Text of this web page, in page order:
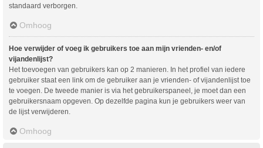
standaard verborgen.
Omhoog
Hoe verwijder of voeg ik gebruikers toe aan mijn vrienden- en/of
vijandenlijst?
Het toevoegen van gebruikers kan op 2 manieren. In het profiel van iedere
gebruiker staat een link om de gebruiker aan je vrienden- of vijandenlijst toe
te voegen. De tweede manier is via het gebruikerspaneel, je moet dan een
gebruikersnaam opgeven. Op dezelfde pagina kun je gebruikers weer van
de lijst verwijderen.
Omhoog